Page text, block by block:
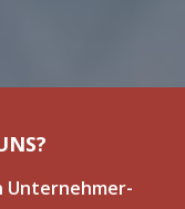
Unternehmer-